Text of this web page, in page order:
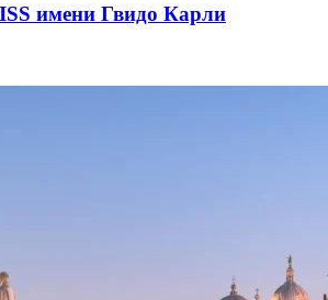
имени Гвидо Карли